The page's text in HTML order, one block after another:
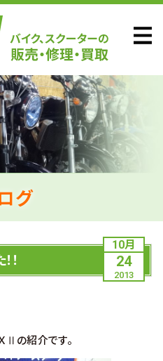
グ
10月
24
2013
！
Ⅱの紹介です。